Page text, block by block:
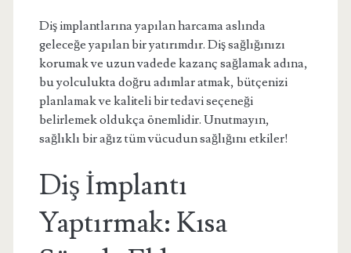
Diş implantlarına yapılan harcama aslında
geleceğe yapılan bir yatırımdır. Diş sağlığınızı
korumak ve uzun vadede kazanç sağlamak adına,
bu yolculukta doğru adımlar atmak, bütçenizi
planlamak ve kaliteli bir tedavi seçeneği
belirlemek oldukça önemlidir. Unutmayın,
sağlıklı bir ağız tüm vücudun sağlığını etkiler!
Diş İmplantı
Yaptırmak: Kısa